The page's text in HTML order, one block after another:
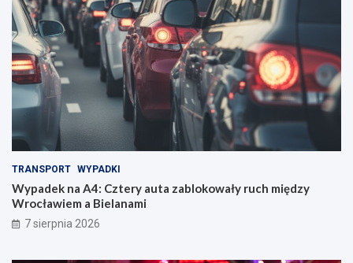
TRANSPORT WYPADKI
Wypadek na A4: Cztery auta zablokowały ruch między
Wrocławiem a Bielanami
7 sierpnia 2026